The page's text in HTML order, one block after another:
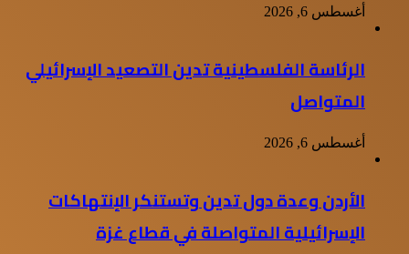
أغسطس 6, 2026
الرئاسة الفلسطينية تدين التصعيد الإسرائيلي
المتواصل
أغسطس 6, 2026
الأردن وعدة دول تدين وتستنكر الإنتهاكات
الإسرائيلية المتواصلة في قطاع غزة